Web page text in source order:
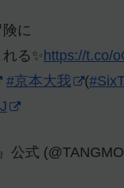
に
る✨ https://t.co/
#京本大我 (
公式